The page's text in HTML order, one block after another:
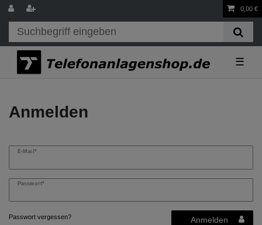
0,00 €
☰
Anmelden
E-Mail*
Passwort*
Passwort vergessen? Anmelden